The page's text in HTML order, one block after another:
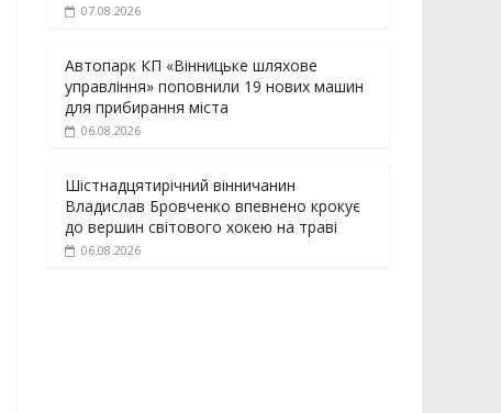
07.08.2026
Автопарк КП «Вінницьке шляхове
управління» поповнили 19 нових машин
для прибирання міста
06.08.2026
Шістнадцятирічний вінничанин
Владислав Бровченко впевнено крокує
до вершин світового хокею на траві
06.08.2026